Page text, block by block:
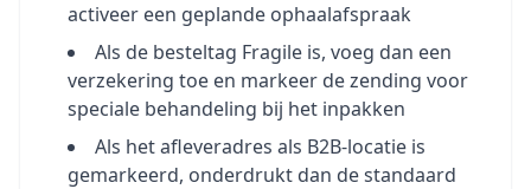
activeer een geplande ophaalafspraak
Als de besteltag Fragile is, voeg dan een
verzekering toe en markeer de zending voor
speciale behandeling bij het inpakken
Als het afleveradres als B2B-locatie is
gemarkeerd, onderdrukt dan de standaard